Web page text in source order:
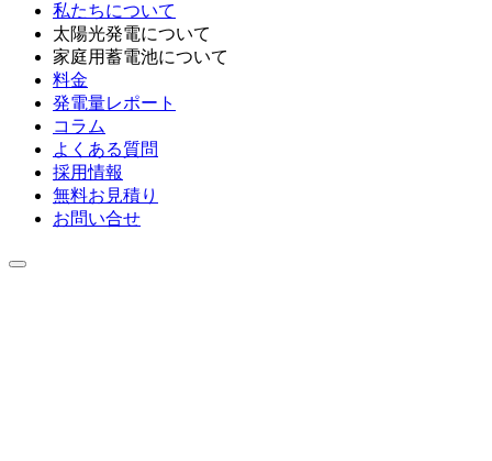
私たちについて
太陽光発電について
家庭用蓄電池について
料金
発電量レポート
コラム
よくある質問
採用情報
無料お見積り
お問い合せ